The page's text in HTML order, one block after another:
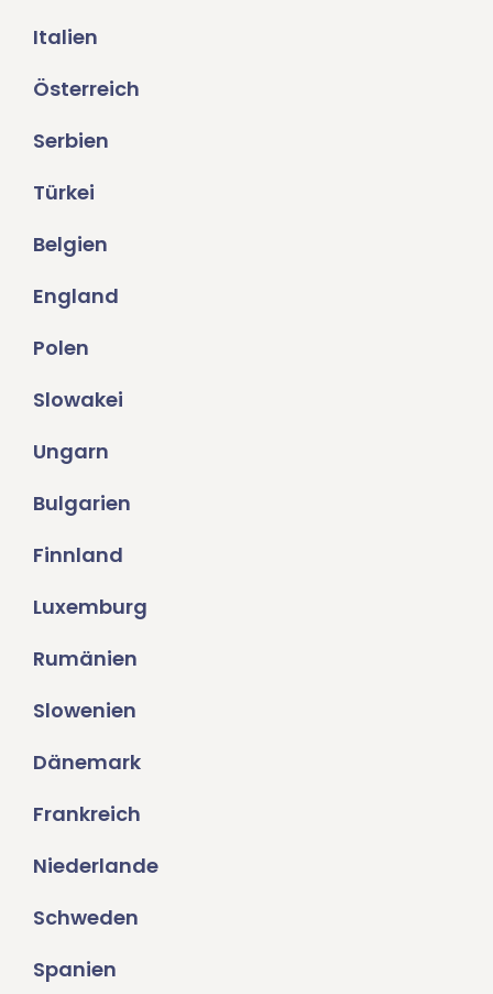
Italien
Österreich
Serbien
Türkei
Belgien
England
Polen
Slowakei
Ungarn
Bulgarien
Finnland
Luxemburg
Rumänien
Slowenien
Dänemark
Frankreich
Niederlande
Schweden
Spanien